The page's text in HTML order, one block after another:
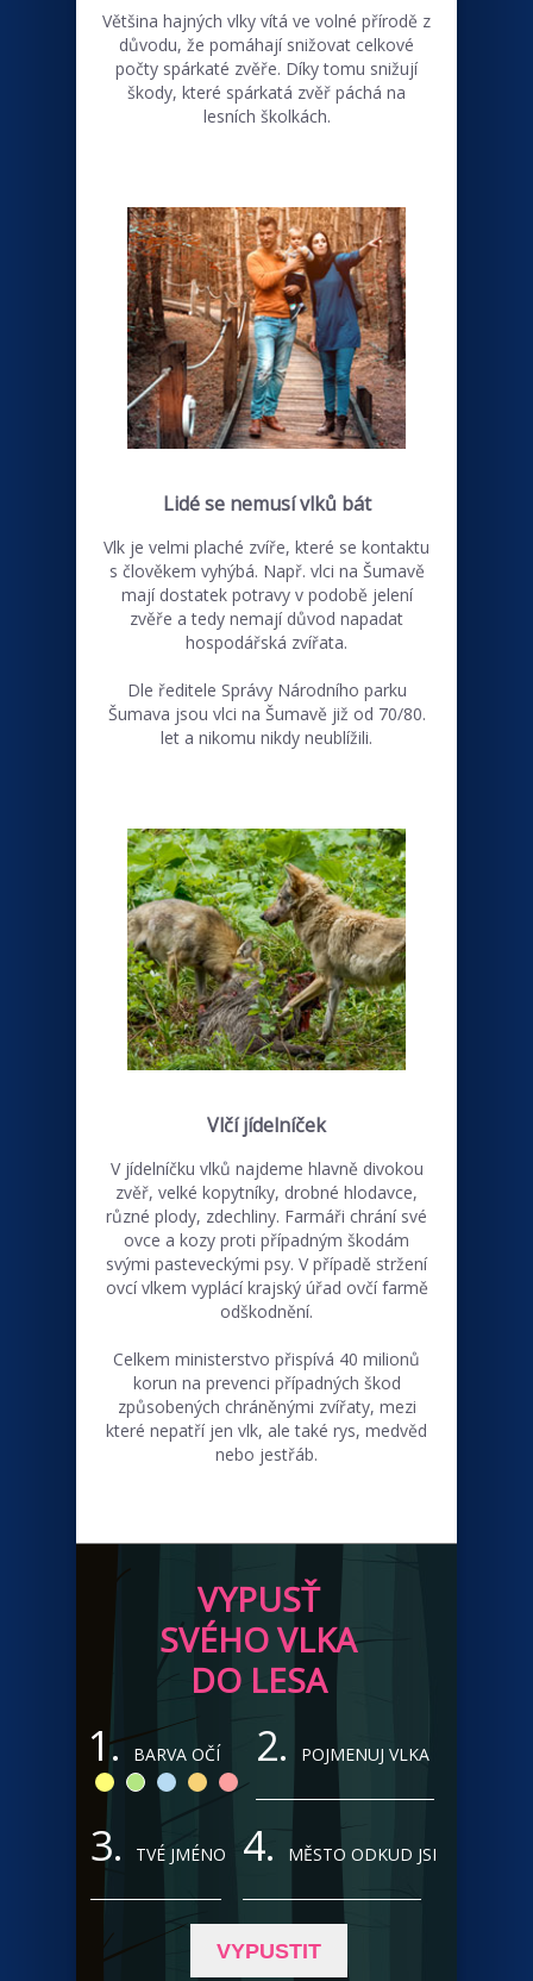
Většina hajných vlky vítá ve volné přírodě z
důvodu, že pomáhají snižovat celkové
počty spárkaté zvěře. Díky tomu snižují
škody, které spárkatá zvěř páchá na
lesních školkách.
Lidé se nemusí vlků bát
Vlk je velmi plaché zvíře, které se kontaktu
s člověkem vyhýbá. Např. vlci na Šumavě
mají dostatek potravy v podobě jelení
zvěře a tedy nemají důvod napadat
hospodářská zvířata.
Dle ředitele Správy Národního parku
Šumava jsou vlci na Šumavě již od 70/80.
let a nikomu nikdy neublížili.
Vlčí jídelníček
V jídelníčku vlků najdeme hlavně divokou
zvěř, velké kopytníky, drobné hlodavce,
různé plody, zdechliny. Farmáři chrání své
ovce a kozy proti případným škodám
svými pasteveckými psy. V případě stržení
ovcí vlkem vyplácí krajský úřad ovčí farmě
odškodnění.
Celkem ministerstvo přispívá 40 milionů
korun na prevenci případných škod
způsobených chráněnými zvířaty, mezi
které nepatří jen vlk, ale také rys, medvěd
nebo jestřáb.
VYPUSŤ
SVÉHO VLKA
DO LESA
1. BARVA OČÍ 2. POJMENUJ VLKA
3. TVÉ JMÉNO 4. MĚSTO ODKUD JSI